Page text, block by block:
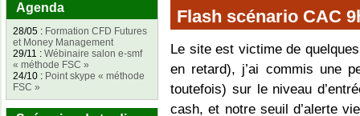
Agenda
28/05 : Formation CFD Futures
et Money Management
29/11 : Wébinaire salon e-smf
« méthode FSC »
24/10 : Point skype « méthode
FSC »
Flash scénario CAC
Le site est victime de
en retard), j’ai commis une
toutefois) sur le niveau
cash, et notre seuil d’alerte